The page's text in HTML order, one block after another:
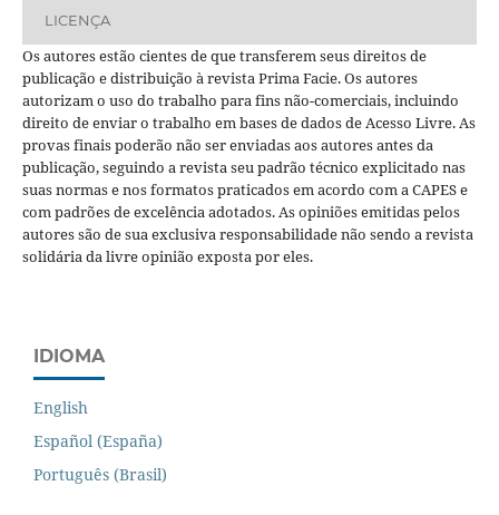
LICENÇA
Os autores estão cientes de que transferem seus direitos de
publicação e distribuição à revista Prima Facie. Os autores
autorizam o uso do trabalho para fins não-comerciais, incluindo
direito de enviar o trabalho em bases de dados de Acesso Livre. As
provas finais poderão não ser enviadas aos autores antes da
publicação, seguindo a revista seu padrão técnico explicitado nas
suas normas e nos formatos praticados em acordo com a CAPES e
com padrões de excelência adotados. As opiniões emitidas pelos
autores são de sua exclusiva responsabilidade não sendo a revista
solidária da livre opinião exposta por eles.
IDIOMA
English
Español (España)
Português (Brasil)